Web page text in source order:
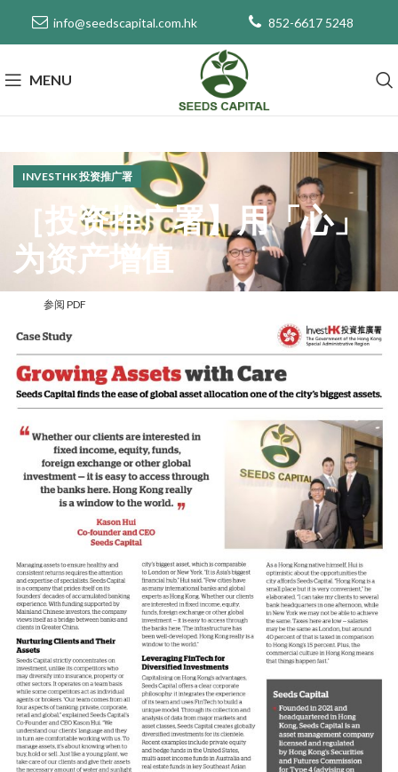
info@seedscapital.com.hk 852-6617 5248
MENU
INVESTHK 投资推广署
［投资推广署】用「心」
为资产增值
参阅 PDF